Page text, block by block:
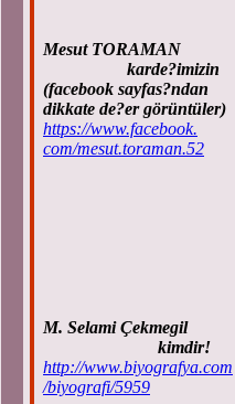
Mesut TORAMAN
karde?imizin
(facebook sayfas?ndan
dikkate de?er görüntüler)
https://www.facebook.
com/mesut.toraman.52
M. Selami Çekmegil
kimdir!
http://www.biyografya.com
/biyografi/5959